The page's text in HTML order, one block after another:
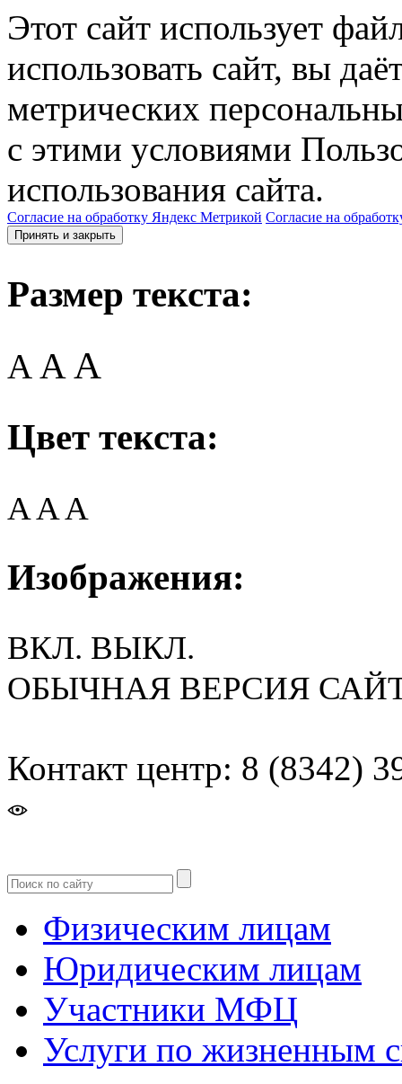
Этот сайт использует
использовать сайт, вы
метрических
с этими условиями
использования сайта.
Согласие на обработку Яндекс Метрикой Согласие на
Принять и закрыть
Размер текста:
A AA
Цвет текста:
AAA
Изображения:
ВКЛ. ВЫКЛ.
ОБЫЧНАЯ ВЕРСИЯ
Контакт центр: 8 (8342)
Физическим лицам
Юридическим лицам
Участники МФЦ
Услуги по жизненным